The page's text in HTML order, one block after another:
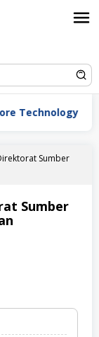
Indonesia
Sumber
Sumber